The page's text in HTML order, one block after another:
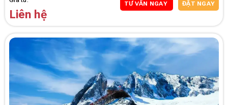
Liên hệ
TƯ VẤN NGAY ĐẶT NGAY